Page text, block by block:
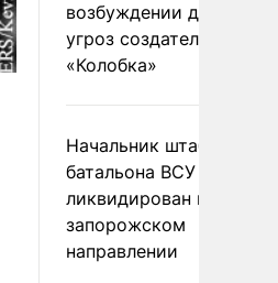
возбуждении дела из-
угроз создателям
«Колобка»
Начальник штаба
батальона ВСУ
ликвидирован на
запорожском
направлении